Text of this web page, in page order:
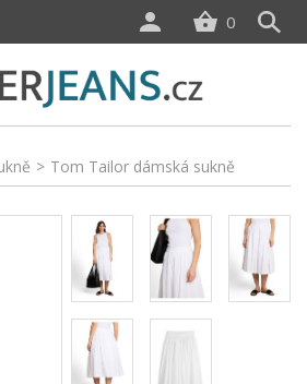
> Tom Tailor dámská sukně
0